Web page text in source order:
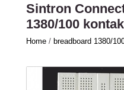
Sintron
1380/100
Home / breadboard 1380/